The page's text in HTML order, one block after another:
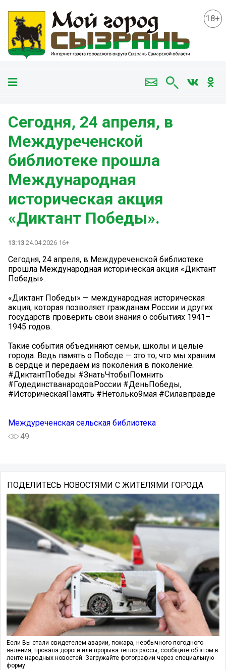
18+
Сегодня, 24 апреля, в
Междуреченской
библиотеке прошла
Международная
историческая акция
«Диктант Победы».
13:13 24.04.2026 16+
Сегодня, 24 апреля, в Междуреченской библиотеке
прошла Международная историческая акция «Диктант
Победы».
«Диктант Победы» — международная историческая
акция, которая позволяет гражданам России и других
государств проверить свои знания о событиях 1941–
1945 годов.
Такие события объединяют семьи, школы и целые
города. Ведь память о Победе — это то, что мы храним
в сердце и передаём из поколения в поколение.
#ДиктантПобеды #ЗнатьЧтобыПомнить
#ГодединстванародовРоссии #ДеньПобеды,
#ИсторическаяПамять #Нетолько9мая #Силавправде
Междуреченская сельская библиотека
49
ПОДЕЛИТЕСЬ НОВОСТЯМИ С ЖИТЕЛЯМИ ГОРОДА
Если Вы стали свидетелем аварии, пожара, необычного погодного
явления, провала дороги или прорыва теплотрассы, сообщите об этом в
ленте народных новостей. Загружайте фотографии через специальную
форму.